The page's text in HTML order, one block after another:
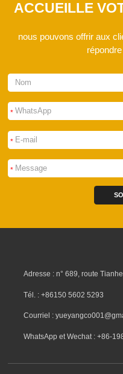
ACCUEILLE
nous pouvons offrir aux
*
*
*
Adresse : n° 689, route
Tél. : +86150 5602 5293
Courriel :
WhatsApp et Wechat : +86-